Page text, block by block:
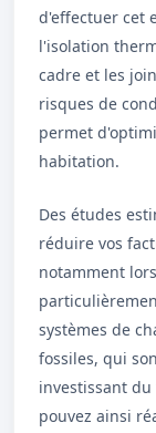
d'effectuer cet
l'isolation
cadre et les
risques de
permet
habitation.
Des études
réduire vos
notamment
systèmes de
fossiles, qui
investissant
pouvez ainsi